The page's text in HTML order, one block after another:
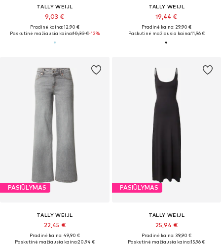
TALLY WEIJL
9,03 €
Pradinė kaina: 12,90 €
Paskutinė mažiausia kaina:10,32 €-12%
TALLY WEIJL
19,44 €
Pradinė kaina: 29,90 €
Paskutinė mažiausia kaina:11,96 €
PASIŪLYMAS
TALLY WEIJL
22,45 €
Pradinė kaina: 49,90 €
Paskutinė mažiausia kaina:20,94 €
PASIŪLYMAS
TALLY WEIJL
25,94 €
Pradinė kaina: 39,90 €
Paskutinė mažiausia kaina:15,96 €